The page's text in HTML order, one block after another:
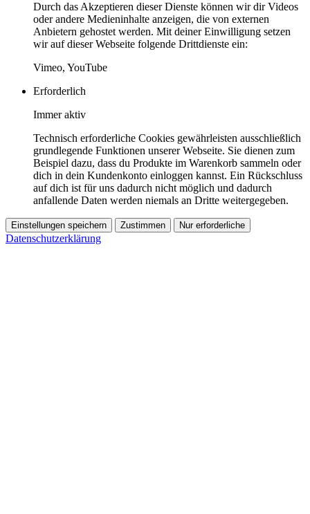
Durch das Akzeptieren dieser Dienste können wir dir Videos
oder andere Medieninhalte anzeigen, die von externen
Anbietern gehostet werden. Mit deiner Einwilligung setzen
wir auf dieser Webseite folgende Drittdienste ein:
Vimeo, YouTube
Erforderlich
Immer aktiv
Technisch erforderliche Cookies gewährleisten ausschließlich
grundlegende Funktionen unserer Webseite. Sie dienen zum
Beispiel dazu, dass du Produkte im Warenkorb sammeln oder
dich in dein Kundenkonto einloggen kannst. Ein Rückschluss
auf dich ist für uns dadurch nicht möglich und dadurch
anfallende Daten werden niemals an Dritte weitergegeben.
Einstellungen speichern Zustimmen Nur erforderliche
Datenschutzerklärung